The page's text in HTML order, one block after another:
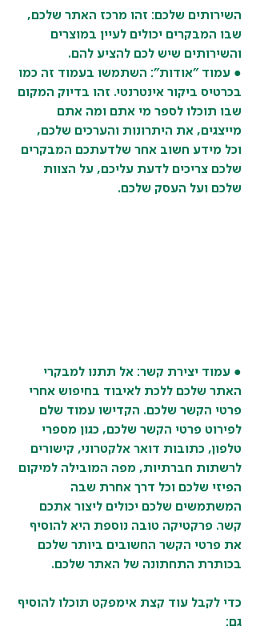
השירותים שלכם: זהו מרכז האתר שלכם,
שבו המבקרים יכולים לעיין במוצרים
והשירותים שיש לכם להציע להם.
● עמוד "אודות": השתמשו בעמוד זה כמו
בכרטיס ביקור אינטרנטי. זהו בדיוק המקום
שבו תוכלו לספר מי אתם ומה אתם
מייצגים, את היתרונות והערכים שלכם,
וכל מידע חשוב אחר שלדעתכם המבקרים
שלכם צריכים לדעת עליכם, על הצוות
שלכם ועל העסק שלכם.
● עמוד יצירת קשר: אל תתנו למבקרי
האתר שלכם ללכת לאיבוד בחיפוש אחרי
פרטי הקשר שלכם. הקדישו עמוד שלם
לפירוט פרטי הקשר שלכם, כגון מספרי
טלפון, כתובות דואר אלקטרוני, קישורים
לרשתות חברתיות, מפה המובילה למיקום
הפיזי שלכם וכל דרך אחרת שבה
המשתמשים שלכם יכולים ליצור אתכם
קשר. פרקטיקה טובה נוספת היא להוסיף
את פרטי הקשר החשובים ביותר שלכם
בכותרת התחתונה של האתר שלכם.
כדי לקבל עוד קצת אימפקט תוכלו להוסיף
גם: